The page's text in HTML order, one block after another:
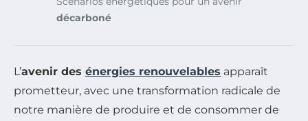
décarboné
L’avenir des énergies renouvelables apparaît
prometteur, avec une transformation radicale de
notre manière de produire et de consommer de